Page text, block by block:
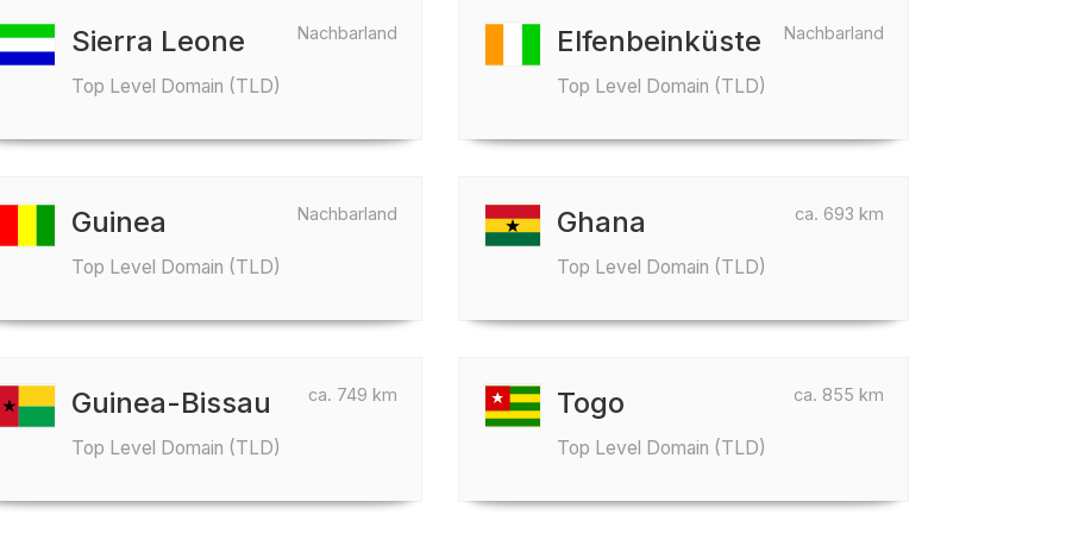
Nachbarland
Sierra Leone
Top Level Domain (TLD)
Nachbarland
Elfenbeinküste
Top Level Domain (TLD)
Nachbarland
Guinea
Top Level Domain (TLD)
ca. 693 km
Ghana
Top Level Domain (TLD)
ca. 749 km
Guinea-Bissau
Top Level Domain (TLD)
ca. 855 km
Togo
Top Level Domain (TLD)